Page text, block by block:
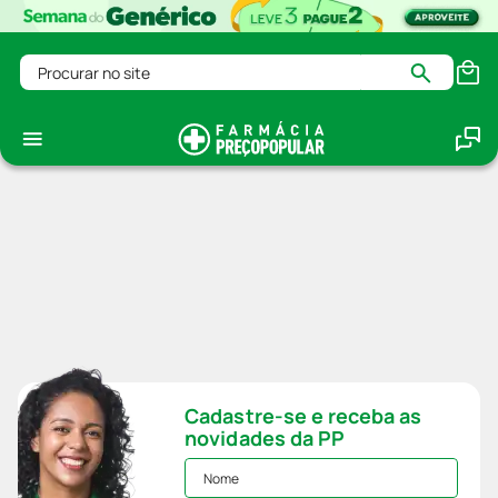
Procurar no site
Cadastre-se e receba as
novidades da PP